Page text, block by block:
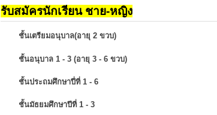
รับสมัครนักเรียน ชาย-หญิง
ชั้นเตรียมอนุบาล(อายุ 2 ขวบ)
ชั้นอนุบาล 1 - 3 (อายุ 3 - 6 ขวบ)
ชั้นประถมศึกษาปี่ที่ 1 - 6
ชั้นมัธยมศึกษาปีที่ 1 - 3